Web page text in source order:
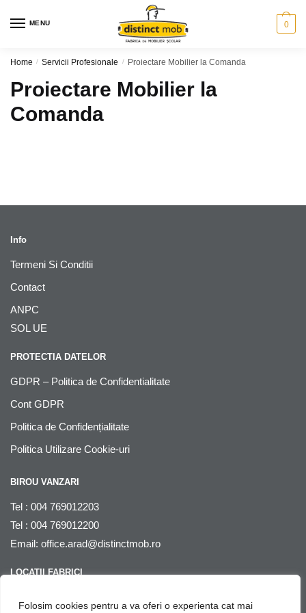
Folosim cookies pentru a va oferi o experienta cat mai
MENU 0
Home / Servicii Profesionale / Proiectare Mobilier la Comanda
Proiectare Mobilier la
Comanda
Info
Termeni Si Conditii
Contact
ANPC
SOL UE
PROTECTIA DATELOR
GDPR – Politica de Confidentialitate
Cont GDPR
Politica de Confidențialitate
Politica Utilizare Cookie-uri
BIROU VANZARI
Tel : 004 769012203
Tel : 004 769012200
Email: office.arad@distinctmob.ro
LOCATII FABRICI